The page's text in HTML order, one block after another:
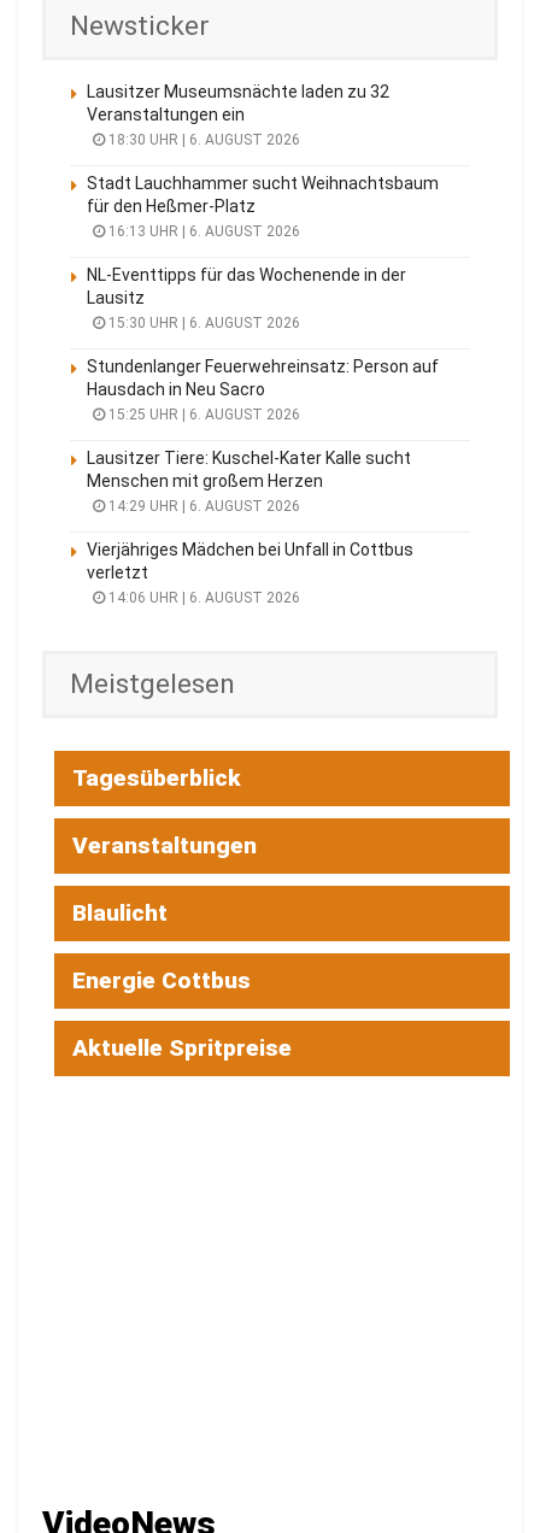
Newsticker
Lausitzer Museumsnächte laden zu 32
Veranstaltungen ein
18:30 UHR | 6. AUGUST 2026
Stadt Lauchhammer sucht Weihnachtsbaum
für den Heßmer-Platz
16:13 UHR | 6. AUGUST 2026
NL-Eventtipps für das Wochenende in der
Lausitz
15:30 UHR | 6. AUGUST 2026
Stundenlanger Feuerwehreinsatz: Person auf
Hausdach in Neu Sacro
15:25 UHR | 6. AUGUST 2026
Lausitzer Tiere: Kuschel-Kater Kalle sucht
Menschen mit großem Herzen
14:29 UHR | 6. AUGUST 2026
Vierjähriges Mädchen bei Unfall in Cottbus
verletzt
14:06 UHR | 6. AUGUST 2026
Meistgelesen
Tagesüberblick
Veranstaltungen
Blaulicht
Energie Cottbus
Aktuelle Spritpreise
VideoNews